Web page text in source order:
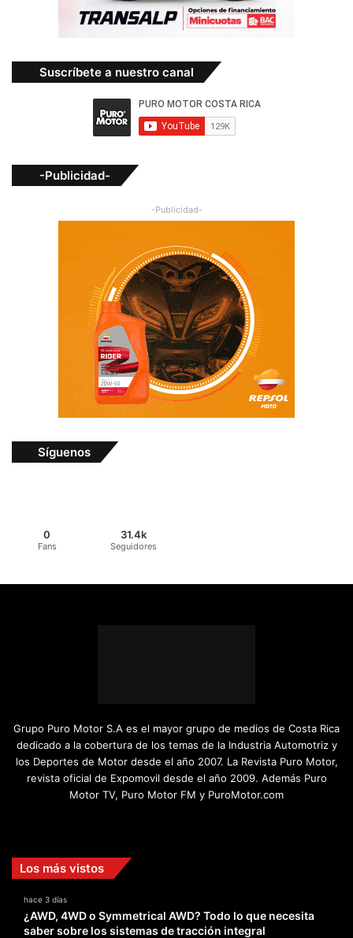
Suscríbete a nuestro canal
-Publicidad-
-Publicidad-
Síguenos
0
Fans
31.4k
Seguidores
Grupo Puro Motor S.A es el mayor grupo de medios de Costa Rica
dedicado a la cobertura de los temas de la Industria Automotriz y
los Deportes de Motor desde el año 2007. La Revista Puro Motor,
revista oficial de Expomovil desde el año 2009. Además Puro
Motor TV, Puro Motor FM y PuroMotor.com
Los más vistos
hace 3 días
¿AWD, 4WD o Symmetrical AWD? Todo lo que necesita
saber sobre los sistemas de tracción integral